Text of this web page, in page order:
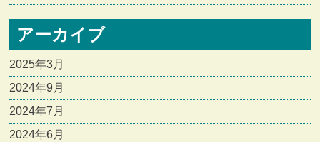
アーカイブ
2025年3月
2024年9月
2024年7月
2024年6月